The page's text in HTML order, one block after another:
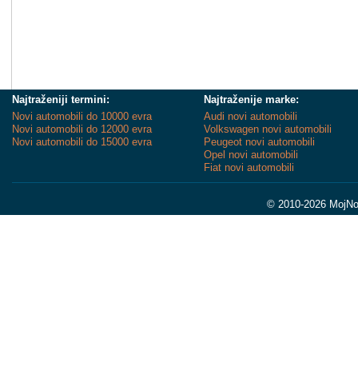
Najtraženiji termini:
Novi automobili do 10000 evra
Novi automobili do 12000 evra
Novi automobili do 15000 evra
Najtraženije marke:
Audi novi automobili
Volkswagen novi automobili
Peugeot novi automobili
Opel novi automobili
Fiat novi automobili
© 2010-2026